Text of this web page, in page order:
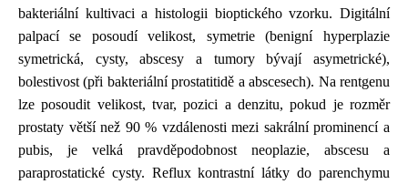
bakteriální kultivaci a histologii bioptického vzorku. Digitální
palpací se posoudí velikost, symetrie (benigní hyperplazie
symetrická, cysty, abscesy a tumory bývají asymetrické),
bolestivost (při bakteriální prostatitidě a abscesech). Na rentgenu
lze posoudit velikost, tvar, pozici a denzitu, pokud je rozměr
prostaty větší než 90 % vzdálenosti mezi sakrální prominencí a
pubis, je velká pravděpodobnost neoplazie, abscesu a
paraprostatické cysty. Reflux kontrastní látky do parenchymu